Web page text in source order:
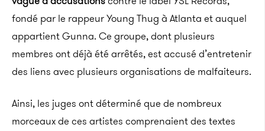
fondé par le rappeur Young Thug à Atlanta et auquel
appartient Gunna. Ce groupe, dont plusieurs
membres ont déjà été arrêtés, est accusé d’entretenir
des liens avec plusieurs organisations de malfaiteurs.
Ainsi, les juges ont déterminé que de nombreux
morceaux de ces artistes comprenaient des textes